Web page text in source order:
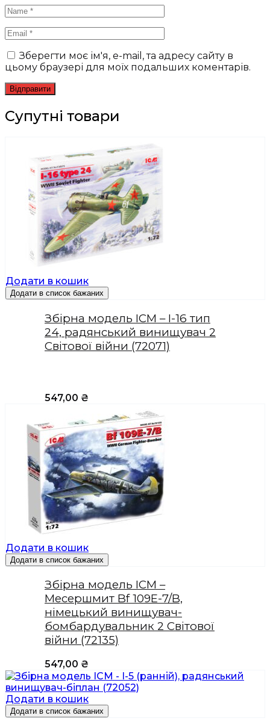
Зберегти моє ім'я, e-mail, та адресу сайту в
цьому браузері для моїх подальших коментарів.
Супутні товари
Додати в кошик
Додати в список бажаних
Збірна модель ICM – І-16 тип
24, радянський винищувач 2
Світової війни (72071)
547,00 ₴
Додати в кошик
Додати в список бажаних
Збірна модель ICM –
Месершмит Bf 109E-7/B,
німецький винищувач-
бомбардувальник 2 Світової
війни (72135)
547,00 ₴
Додати в кошик
Додати в список бажаних